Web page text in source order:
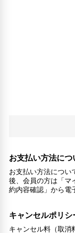
お支払い方法につ
お支払い方法につい
後、会員の方は「マ
約内容確認」から電
キャンセルポリシ
キャンセル料（取消